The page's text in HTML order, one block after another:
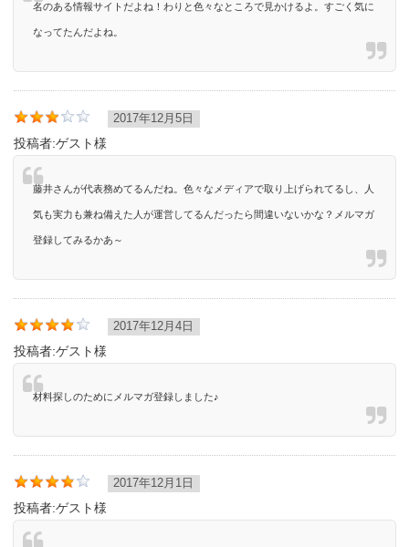
名のある情報サイトだよね！わりと色々なところで見かけるよ。すごく気に
なってたんだよね。
2017年12月5日
投稿者:ゲスト様
藤井さんが代表務めてるんだね。色々なメディアで取り上げられてるし、人
気も実力も兼ね備えた人が運営してるんだったら間違いないかな？メルマガ
登録してみるかあ～
2017年12月4日
投稿者:ゲスト様
材料探しのためにメルマガ登録しました♪
2017年12月1日
投稿者:ゲスト様